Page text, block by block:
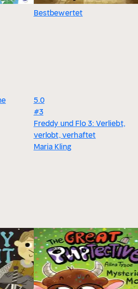
Bestbewertet
5.0
#3
Freddy und Flo 3: Verliebt,
verlobt, verhaftet
Maria Kling